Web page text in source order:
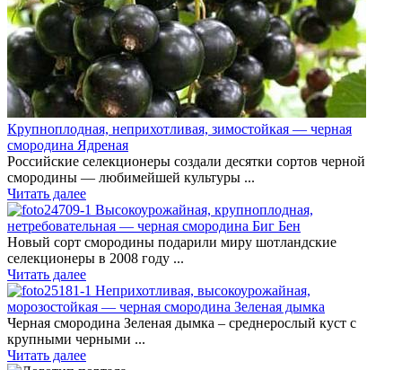
Крупноплодная, неприхотливая, зимостойкая — черная
смородина Ядреная
Российские селекционеры создали десятки сортов черной
смородины — любимейшей культуры ...
Читать далее
Высокоурожайная, крупноплодная,
нетребовательная — черная смородина Биг Бен
Новый сорт смородины подарили миру шотландские
селекционеры в 2008 году ...
Читать далее
Неприхотливая, высокоурожайная,
морозостойкая — черная смородина Зеленая дымка
Черная смородина Зеленая дымка – среднерослый куст с
крупными черными ...
Читать далее